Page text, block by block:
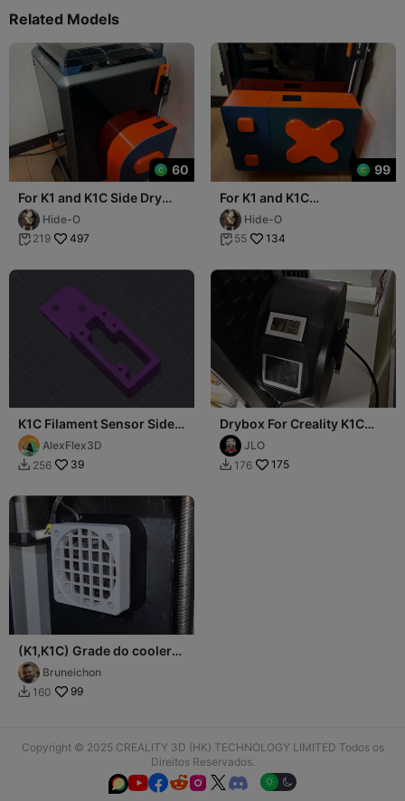
Related Models
60
For K1 and K1C Side Dry
Filament Box with Spool
Version 2
Hide-O
 219 497
99
For K1 and K1C
SideDryFilamentBox with
Spool PowerUpVersion
Hide-O
 55 134
K1C Filament Sensor Side
Mount - Optimized for
Dryer Box 2.0
AlexFlex3D
 256 39
Drybox For Creality K1C
(caja de filamento o
porarrollos)
JLO
 176 175
(K1,K1C) Grade do cooler
trazeiro K1 e K1C
Bruneichon
 160 99
Copyright © 2025 CREALITY 3D (HK) TECHNOLOGY LIMITED Todos os
Direitos Reservados.
  